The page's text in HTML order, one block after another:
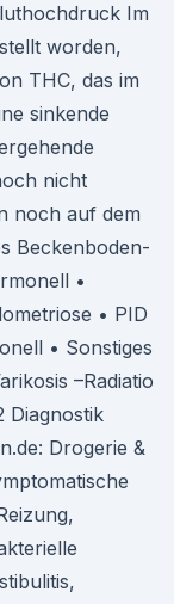
Im
worden,
THC, das im
sinkende
nicht
noch auf dem
Beckenboden-
•
• PID
• Sonstiges
–Radiatio
Diagnostik
Drogerie &